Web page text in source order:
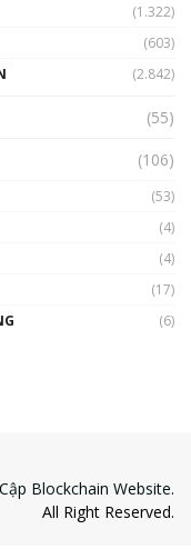
(1.322)
(603)
(2.842)
(55)
(106)
(53)
(4)
(4)
(17)
(6)
Blockchain Website.
All Right Reserved.